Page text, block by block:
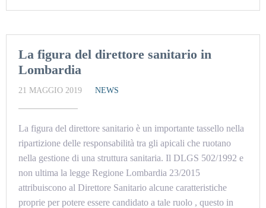
La figura del direttore sanitario in
Lombardia
21 MAGGIO 2019 NEWS
La figura del direttore sanitario è un importante tassello nella
ripartizione delle responsabilità tra gli apicali che ruotano
nella gestione di una struttura sanitaria. Il DLGS 502/1992 e
non ultima la legge Regione Lombardia 23/2015
attribuiscono al Direttore Sanitario alcune caratteristiche
proprie per potere essere candidato a tale ruolo , questo in